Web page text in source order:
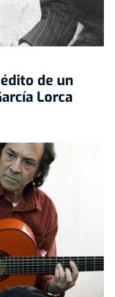
de un
Lorca